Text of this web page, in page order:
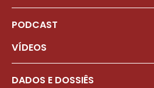
PODCAST
VÍDEOS
DADOS E DOSSIÊS